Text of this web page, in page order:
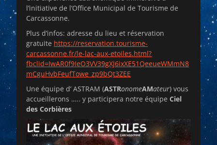
l’initiative de l’Office Municipal de Tourisme de
Carcassonne.
Plus d’infos: adresse du lieu et réservation
gratuite https://reservation.tourisme-
carcassonne.fr/le-lac-aux-etoiles.html?
fbclid=IwAR0f9IeO3VV39gXJ6ixXE51QeeueWMmN8
mCguHvbFeufTowe_zp9bQt3ZEE
Une équipe d’ ASTRAM (ASTRonomeAMateur) vous
accueillerons ….. y participera notre équipe Ciel
des Corbières